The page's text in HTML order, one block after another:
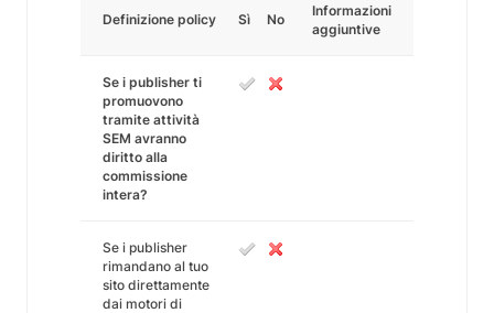
Definizione policy Sì No
Informazioni
aggiuntive
Se i publisher ti
promuovono
tramite attività
SEM avranno
diritto alla
commissione
intera?
Se i publisher
rimandano al tuo
sito direttamente
dai motori di